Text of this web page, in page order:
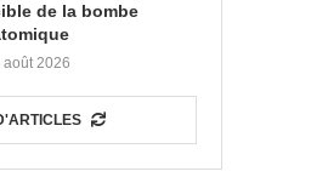
de la bombe
août 2026